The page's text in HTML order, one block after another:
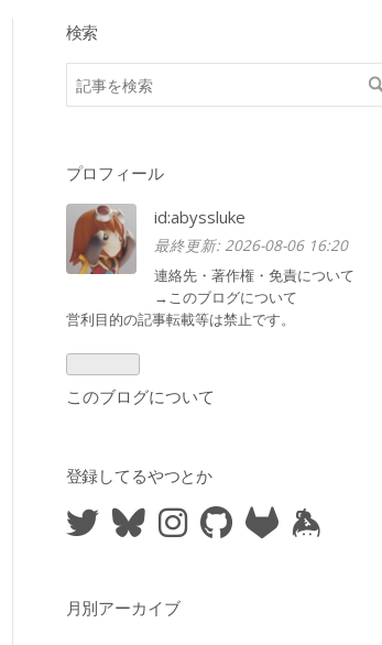
検索
プロフィール
id:abyssluke
最終更新: 2026-08-06 16:20
連絡先・著作権・免責について
→このブログについて
営利目的の記事転載等は禁止です。
このブログについて
登録してるやつとか
TwitterBlueskyInstagram
Github GitLab
月別アーカイブ